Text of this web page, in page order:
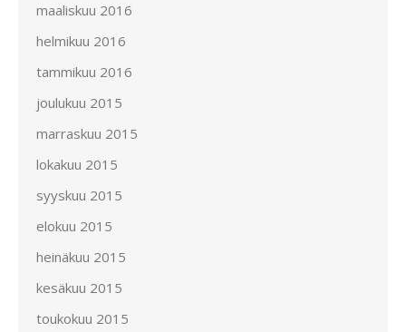
maaliskuu 2016
helmikuu 2016
tammikuu 2016
joulukuu 2015
marraskuu 2015
lokakuu 2015
syyskuu 2015
elokuu 2015
heinäkuu 2015
kesäkuu 2015
toukokuu 2015